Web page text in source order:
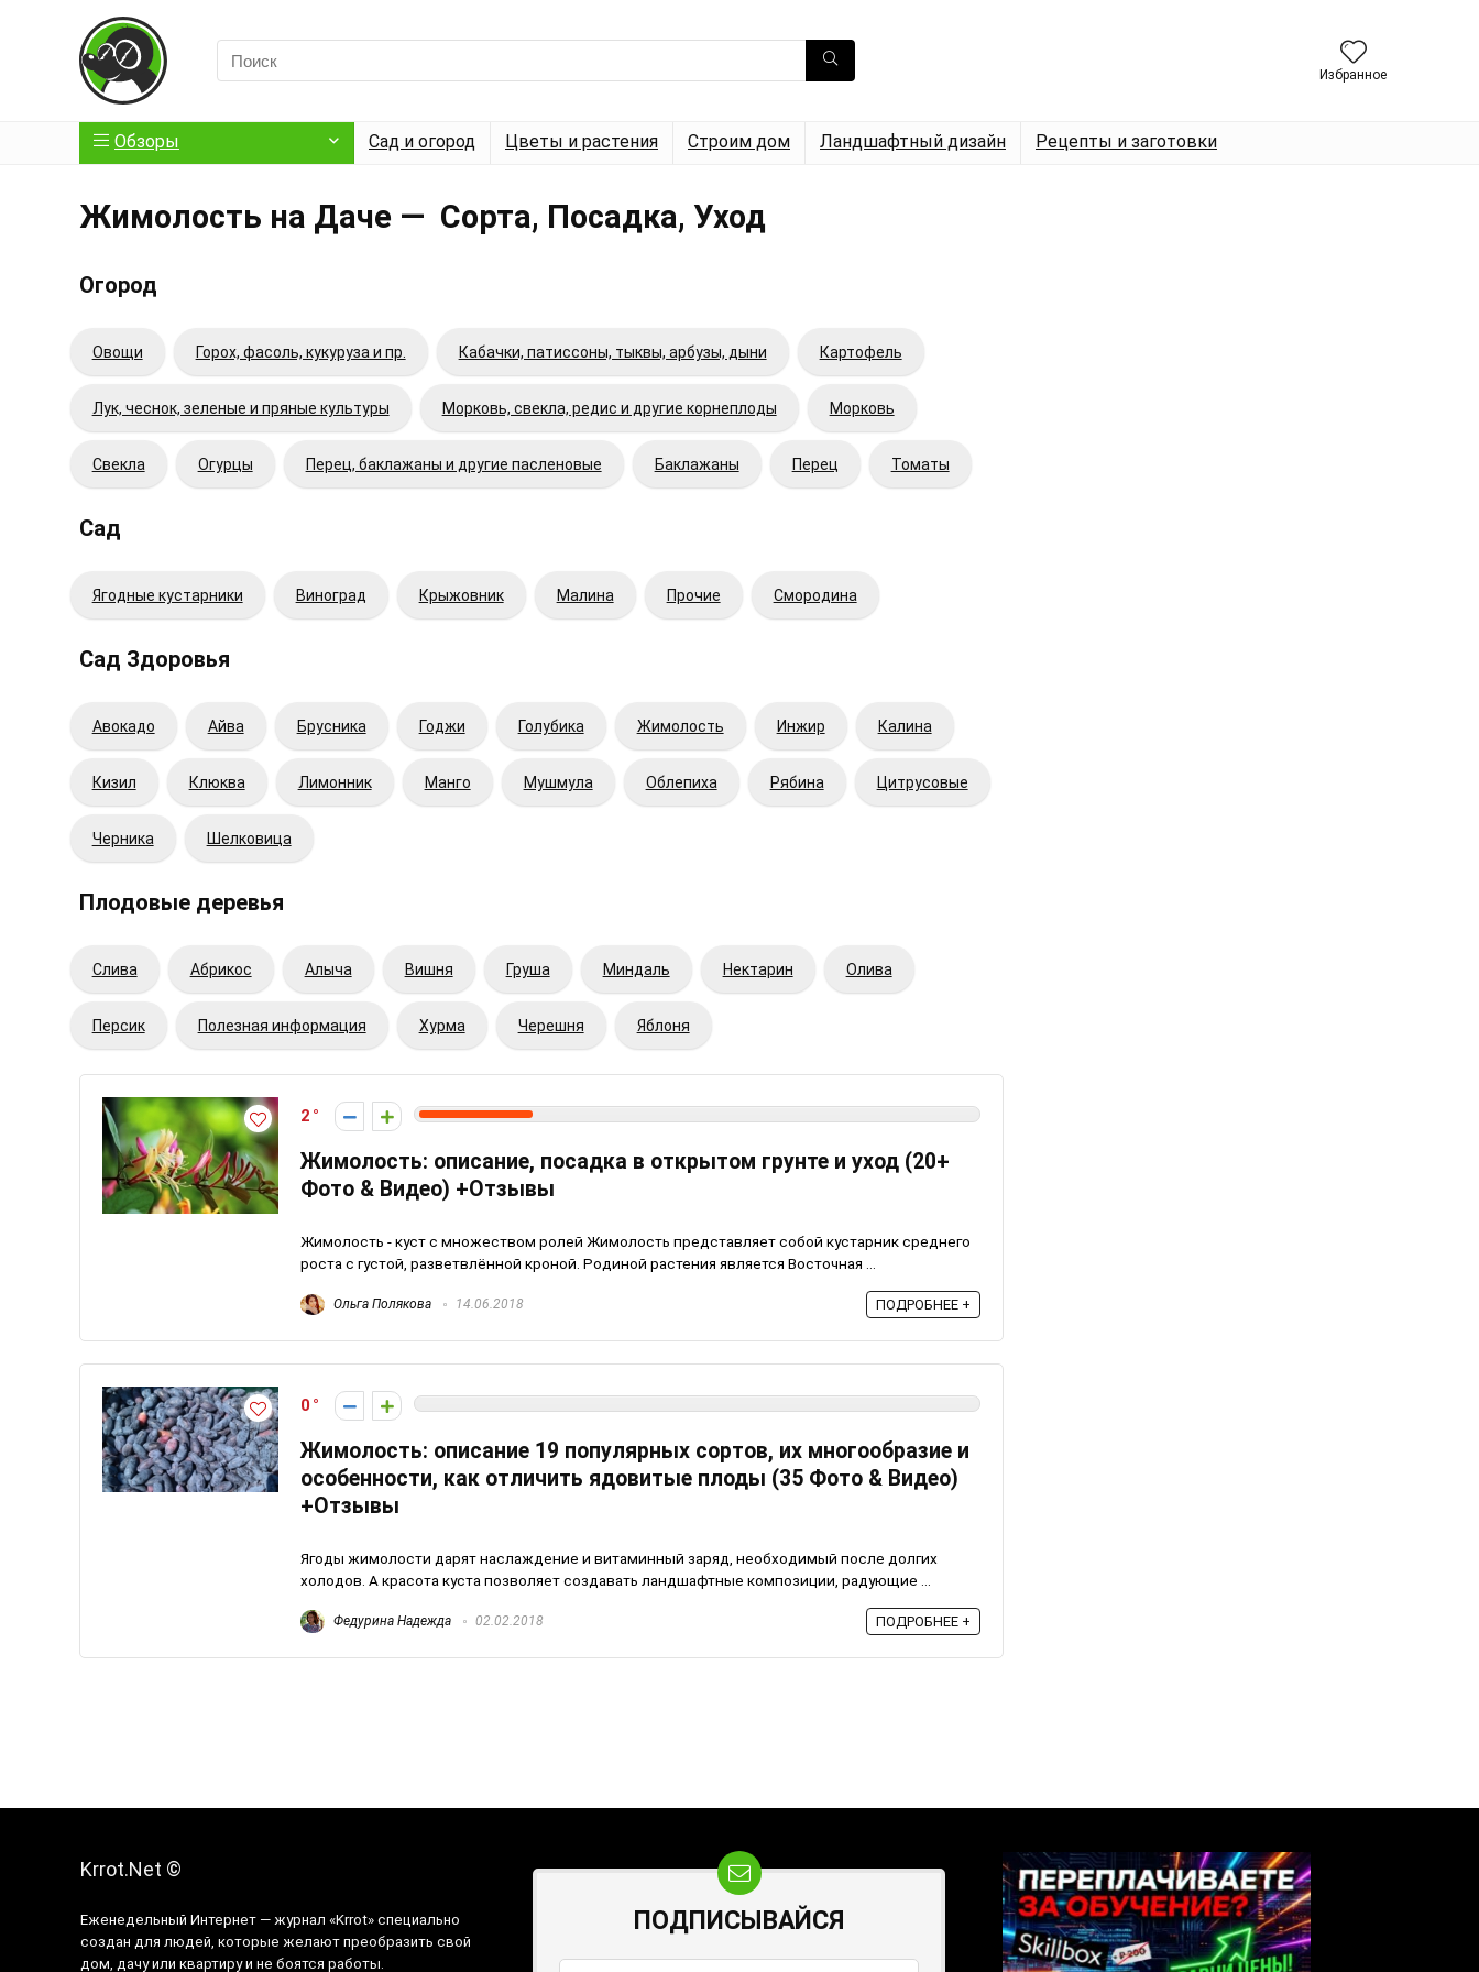
Избранное
Обзоры Сад и огород Цветы и растения Строим дом Ландшафтный дизайн Рецепты и заготовки
Жимолость на Даче — Сорта, Посадка, Уход
Огород
Овощи Горох, фасоль, кукуруза и пр. Кабачки, патиссоны, тыквы, арбузы, дыни Картофель
Лук, чеснок, зеленые и пряные культуры Морковь, свекла, редис и другие корнеплоды Морковь
Свекла Огурцы Перец, баклажаны и другие пасленовые Баклажаны Перец Томаты
Сад
Ягодные кустарники Виноград Крыжовник Малина Прочие Смородина
Сад Здоровья
Авокадо Айва Брусника Годжи Голубика Жимолость Инжир Калина
Кизил Клюква Лимонник Манго Мушмула Облепиха Рябина Цитрусовые
Черника Шелковица
Плодовые деревья
Cлива Абрикос Алыча Вишня Груша Миндаль Нектарин Олива
Персик Полезная информация Хурма Черешня Яблоня
2
Жимолость: описание, посадка в открытом грунте и уход (20+
Фото & Видео) +Отзывы
Жимолость - куст с множеством ролей Жимолость представляет собой кустарник среднего
роста с густой, разветвлённой кроной. Родиной растения является Восточная ...
Ольга Полякова 14.06.2018 ПОДРОБНЕЕ +
0
Жимолость: описание 19 популярных сортов, их многообразие и
особенности, как отличить ядовитые плоды (35 Фото & Видео)
+Отзывы
Ягоды жимолости дарят наслаждение и витаминный заряд, необходимый после долгих
холодов. А красота куста позволяет создавать ландшафтные композиции, радующие ...
Федурина Надежда 02.02.2018 ПОДРОБНЕЕ +
Krrot.Net ©
Еженедельный Интернет — журнал «Krrot» специально
создан для людей, которые желают преобразить свой
дом, дачу или квартиру и не боятся работы.
ПОДПИСЫВАЙСЯ